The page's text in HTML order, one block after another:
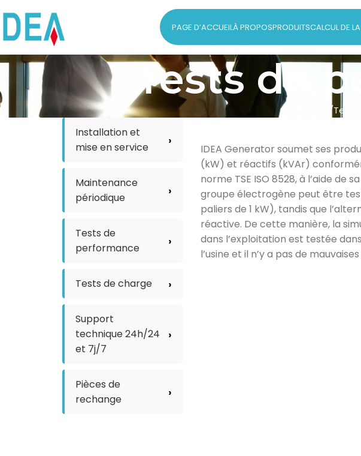
PAGE D’ACCUEILÀ PROPOSPRODUITSCALCUL DE
Tests de
Installation et
mise en service
Maintenance
périodique
Tests de
performance
Tests de charge
Support
technique 24h/24
et 7j/7
Pièces de
rechange
IDEA Generator soumet ses
(kW) et réactifs (kVAr)
norme TSE ISO 8528, à l’aide de
groupe électrogène peut être
paliers de 1 kW), tandis que
réactive. De cette manière, la
dans l’exploitation est testée
l’usine et il n’y a pas de